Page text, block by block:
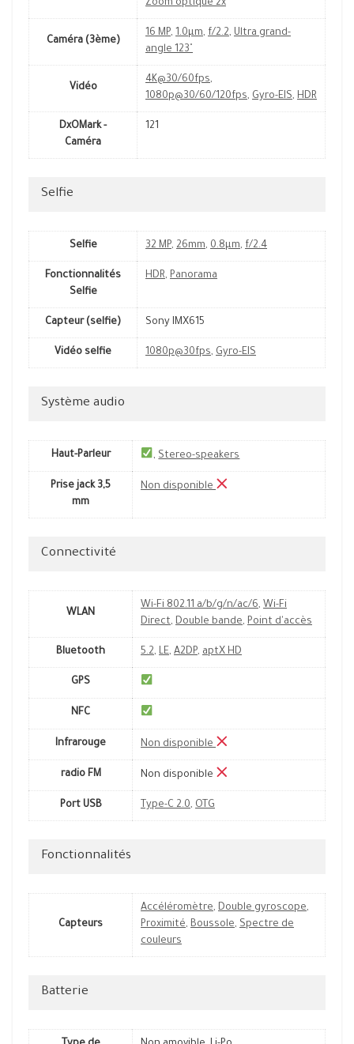
Zoom optique 2x
Caméra (3ème)
16 MP, 1.0µm, f/2.2, Ultra grand-
angle 123˚
Vidéo
4K@30/60fps,
1080p@30/60/120fps, Gyro-EIS, HDR
DxOMark -
Caméra
121
Selfie
Selfie 32 MP, 26mm, 0.8µm, f/2.4
Fonctionnalités
Selfie
HDR, Panorama
Capteur (selfie) Sony IMX615
Vidéo selfie 1080p@30fps, Gyro-EIS
Système audio
Haut-Parleur , Stereo-speakers
Prise jack 3,5
mm
Non disponible
Connectivité
WLAN
Wi-Fi 802.11 a/b/g/n/ac/6, Wi-Fi
Direct, Double bande, Point d'accès
Bluetooth 5.2, LE, A2DP, aptX HD
GPS
NFC
Infrarouge Non disponible
radio FM Non disponible
Port USB Type-C 2.0, OTG
Fonctionnalités
Capteurs
Accéléromètre, Double gyroscope,
Proximité, Boussole, Spectre de
couleurs
Batterie